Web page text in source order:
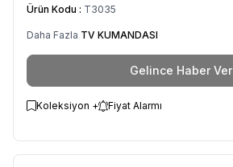
Ürün Kodu : T3035
Daha Fazla TV KUMANDASI
Gelince Haber Ver
Koleksiyon + Fiyat Alarmı